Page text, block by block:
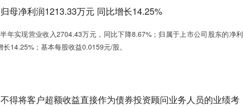
母净利润1213.33万元 同比增长14.25%
年实现营业收入2704.43万元，同比下降8.67%；归属于上市公司股东的净利
14.25%；基本每股收益0.0159元/股。
得将客户超额收益直接作为债券投资顾问业务人员的业绩考